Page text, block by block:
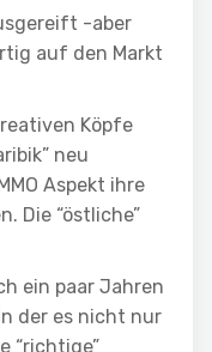
-aber
auf den Markt
Köpfe
neu
Aspekt ihre
Die “östliche”
ein paar Jahren
der es nicht nur
“richtige”